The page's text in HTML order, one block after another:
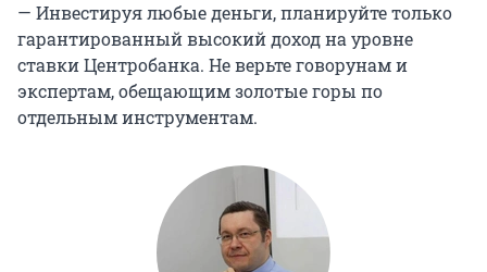
— Инвестируя любые деньги, планируйте только
гарантированный высокий доход на уровне
ставки Центробанка. Не верьте говорунам и
экспертам, обещающим золотые горы по
отдельным инструментам.